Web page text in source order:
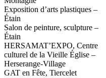
Exposition d’arts plastiques –
Étain
Salon de peinture, sculpture –
Étain
HERSAMAT’EXPO, Centre
culturel de la Vieille Église –
Herserange-Village
GAT en Fête, Tiercelet